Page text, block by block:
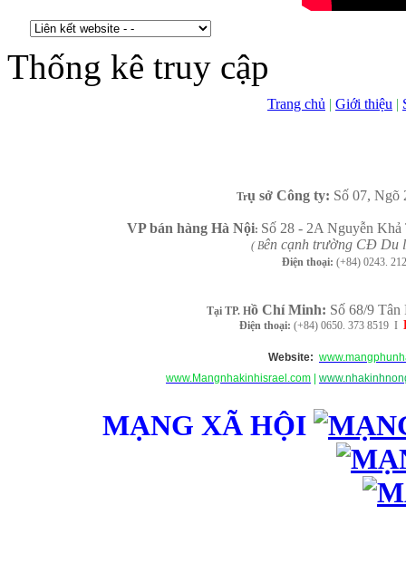
Thống kê truy cập
Trang chủ | Giới thiệu |
Trụ sở Công ty: Số 07, Ngõ
VP bán hàng Hà Nội: Số 28 - 2A Nguyễn
( Bên cạnh trường CĐ Du
Điện thoại: (+84) 0243.
Tại TP. Hồ Chí Minh: Số 68/9
Điện thoại: (+84) 0650. 373 8519 I
Website:
www.Mangnhakinhisrael.com |
MẠNG XÃ HỘI